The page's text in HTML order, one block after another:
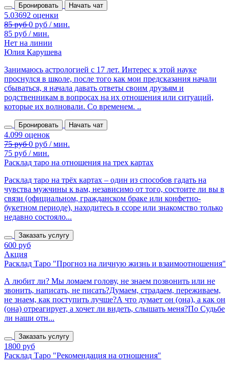
Бронировать Начать чат
85 руб / мин.
Нет на линии
Юлия Карушева
Занимаюсь астрологией с 17 лет. Интерес к этой науке
проснулся в школе, после того как мои предсказания начали
сбываться, я начала давать ответы своим друзьям и
родственникам в вопросах на их отношения или ситуаций,
которые их волновали. Со временем. ..
Бронировать Начать чат
75 руб / мин.
Расклад таро на отношения на трех картах
Расклад таро на трёх картах – один из способов гадать на
чувства мужчины к вам, независимо от того, состоите ли вы в
связи (официальном, гражданском браке или конфетно-
букетном периоде), находитесь в ссоре или знакомство только
недавно состояло...
Заказать услугу
600 руб
Акция
Расклад Таро "Прогноз на личную жизнь и взаимоотношения"
А любит ли? Мы ломаем голову, не знаем позвонить или не
звонить, написать, не писать?Думаем, страдаем, переживаем,
не знаем, как поступить лучше?А что думает он (она), а как он
(она) отреагирует, а хочет ли видеть, слышать меня?По Судьбе
ли наши отн...
Заказать услугу
1800 руб
Расклад Таро "Рекомендация на отношения"